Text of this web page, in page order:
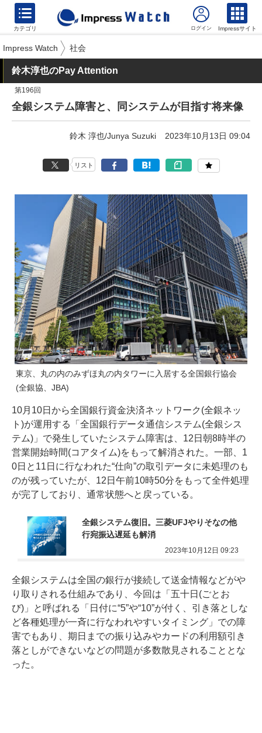
カテゴリ Impressサイト
Impress Watch 社会
鈴木淳也のPay Attention
第196回
全銀システム障害と、同システムが目指す将来像
鈴木 淳也/Junya Suzuki 2023年10月13日 09:04
リスト
東京、丸の内のみずほ丸の内タワーに入居する全国銀行協会
(全銀協、JBA)
10月10日から全国銀行資金決済ネットワーク(全銀ネッ
ト)が運用する「全国銀行データ通信システム(全銀シス
テム)」で発生していたシステム障害は、12日朝8時半の
営業開始時間(コアタイム)をもって解消された。一部、1
0日と11日に行なわれた“仕向”の取引データに未処理のも
のが残っていたが、12日午前10時50分をもって全件処理
が完了しており、通常状態へと戻っている。
全銀システム復旧。三菱UFJやりそなの他
行宛振込遅延も解消
2023年10月12日 09:23
全銀システムは全国の銀行が接続して送金情報などがや
り取りされる仕組みであり、今回は「五十日(ごとお
び)」と呼ばれる「日付に“5”や“10”が付く、引き落としな
ど各種処理が一斉に行なわれやすいタイミング」での障
害でもあり、期日までの振り込みやカードの利用額引き
落としができないなどの問題が多数散見されることとな
った。